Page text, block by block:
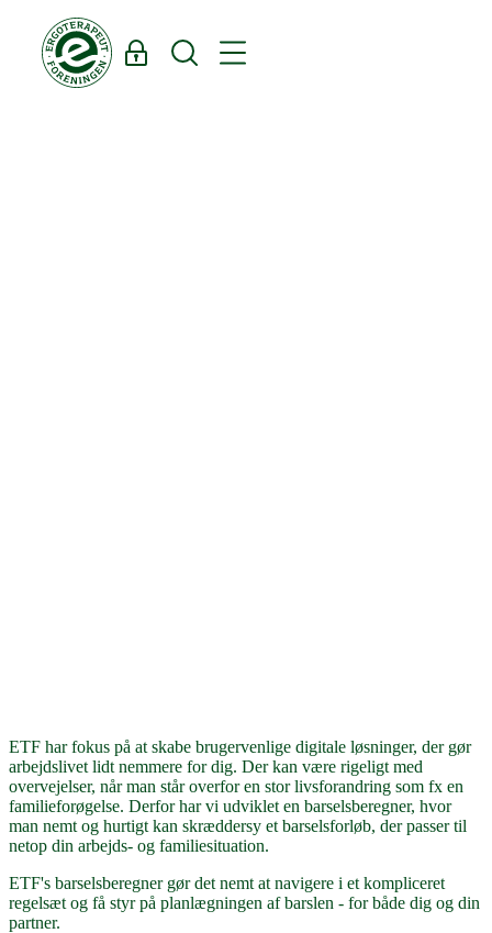
Log ind Søg
ETF har fokus på at skabe brugervenlige digitale løsninger, der gør
arbejdslivet lidt nemmere for dig. Der kan være rigeligt med
overvejelser, når man står overfor en stor livsforandring som fx en
familieforøgelse. Derfor har vi udviklet en barselsberegner, hvor
man nemt og hurtigt kan skræddersy et barselsforløb, der passer til
netop din arbejds- og familiesituation.
ETF's barselsberegner gør det nemt at navigere i et kompliceret
regelsæt og få styr på planlægningen af barslen - for både dig og din
partner.